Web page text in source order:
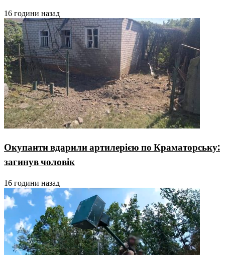
16 години назад
Окупанти вдарили артилерією по Краматорську:
загинув чоловік
16 години назад